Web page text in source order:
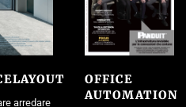
arredare
OFFICE
AUTOMATION